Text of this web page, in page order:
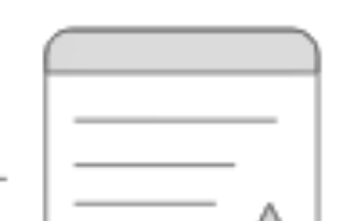
DECIZIONALĂ